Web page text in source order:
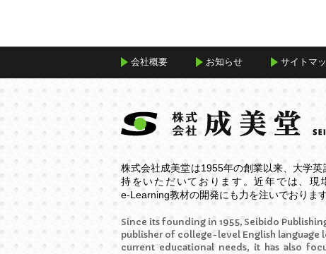
会社概要 お知らせ サイトマ
株式会社成美堂は1955年の創業以来、大学
持をいただいております。近年では、
e-Learning教材の開発にも力を注いでおります
Since its founding in 1955, Seibido
publisher of college-level English language
current educational needs, it has also